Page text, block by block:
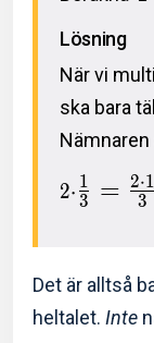
Lösning
När vi
ska bara
2⋅ 3
1 = 3
2⋅1
Det är alltså
heltalet. Inte